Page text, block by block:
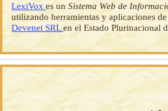
LexiVoxes unSistema Web de
utilizando herramientas y aplicaciones
Devenet SRLen el Estado Plurinacional